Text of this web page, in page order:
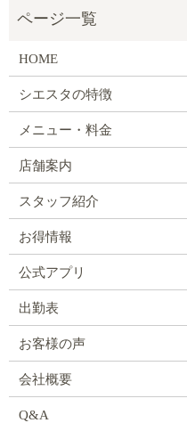
HOME
シエスタの特徴
メニュー・料金
店舗案内
スタッフ紹介
お得情報
公式アプリ
出勤表
お客様の声
会社概要
Q&A